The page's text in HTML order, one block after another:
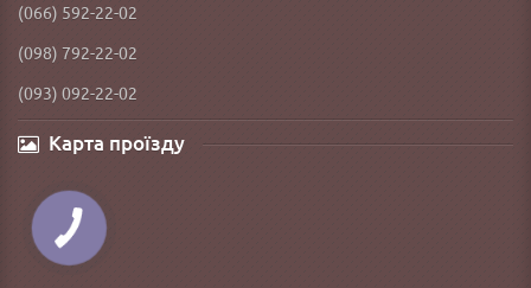
(066) 592-22-02
(098) 792-22-02
(093) 092-22-02
Карта проїзду